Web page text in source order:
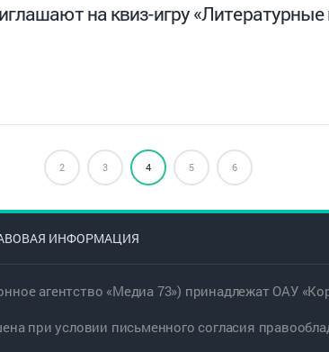
на квиз-игру «Литературные
2 3 4 5 6
ИНФОРМАЦИЯ
агентство «Медиа 73») принадлежат ОАУ
при условии письменного согласия